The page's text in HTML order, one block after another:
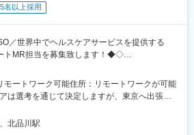
配属先プロジェクトの製薬メーカーにて製品
ニングの研修等も受けることが可能です。
MR育成プログラム、IBD専門育成プログラ
ジメント体制：プロジェクトマネージャー、
日々の活動をフォローします。定期的な連絡
に応じて素早くバックアップに入るなど、MR
ように万全のサポート体制を整えています。
5名以上採用
／世界中でヘルスケアサービスを提供する
トMR担当を募集致します！◆◇
】
プロジェクト受託実績を誇る当社の一員とし
中心にリモートMRとしてクライアントビジ
いただきます。
トは選考の過程でお伝えいたしますので、是
モートワーク可能住所：リモートワークが可能
は選考を通じて決定しますが、東京へ出張が
受動喫煙対策：屋内全面禁煙＜勤務地詳細2
港区高輪4-10-18 京急第1ビル勤務地最寄駅：
北品川駅